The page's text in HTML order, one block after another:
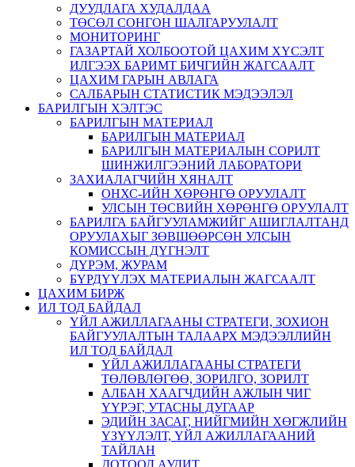
ДУУДЛАГА ХУДАЛДАА
ТӨСӨЛ СОНГОН ШАЛГАРУУЛАЛТ
МОНИТОРИНГ
ГАЗАРТАЙ ХОЛБООТОЙ ЦАХИМ ХҮСЭЛТ
ИЛГЭЭХ БАРИМТ БИЧГИЙН ЖАГСААЛТ
ЦАХИМ ГАРЫН АВЛАГА
САЛБАРЫН СТАТИСТИК МЭДЭЭЛЭЛ
БАРИЛГЫН ХЭЛТЭС
БАРИЛГЫН МАТЕРИАЛ
БАРИЛГЫН МАТЕРИАЛ
БАРИЛГЫН МАТЕРИАЛЫН СОРИЛТ
ШИНЖИЛГЭЭНИЙ ЛАБОРАТОРИ
ЗАХИАЛАГЧИЙН ХЯНАЛТ
ОНХС-ИЙН ХӨРӨНГӨ ОРУУЛАЛТ
УЛСЫН ТӨСВИЙН ХӨРӨНГӨ ОРУУЛАЛТ
БАРИЛГА БАЙГУУЛАМЖИЙГ АШИГЛАЛТАНД
ОРУУЛАХЫГ ЗӨВШӨӨРСӨН УЛСЫН
КОМИССЫН ДҮГНЭЛТ
ДҮРЭМ, ЖУРАМ
БҮРДҮҮЛЭХ МАТЕРИАЛЫН ЖАГСААЛТ
ЦАХИМ БИРЖ
ИЛ ТОД БАЙДАЛ
ҮЙЛ АЖИЛЛАГААНЫ СТРАТЕГИ, ЗОХИОН
БАЙГУУЛАЛТЫН ТАЛААРХ МЭДЭЭЛЛИЙН
ИЛ ТОД БАЙДАЛ
ҮЙЛ АЖИЛЛАГААНЫ СТРАТЕГИ
ТӨЛӨВЛӨГӨӨ, ЗОРИЛГО, ЗОРИЛТ
АЛБАН ХААГЧДИЙН АЖЛЫН ЧИГ
ҮҮРЭГ, УТАСНЫ ДУГААР
ЭДИЙН ЗАСАГ, НИЙГМИЙН ХӨГЖЛИЙН
ҮЗҮҮЛЭЛТ, ҮЙЛ АЖИЛЛАГААНИЙ
ТАЙЛАН
ДОТООД АУДИТ